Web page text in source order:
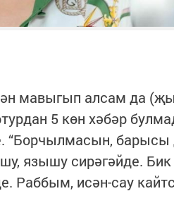
мавыгып алсам да
5 көн хәбәр
“Борчылмасын, барысы
язышу сирәгәйде.
Раббым, исән-сау